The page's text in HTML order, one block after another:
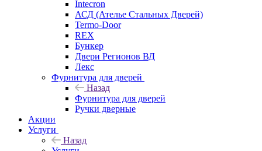
Intecron
АСД (Ателье Стальных Дверей)
Termo-Door
REX
Бункер
Двери Регионов ВД
Лекс
Фурнитура для дверей
Назад
Фурнитура для дверей
Ручки дверные
Акции
Услуги
Назад